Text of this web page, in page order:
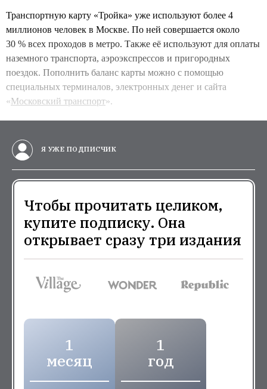
Транспортную карту «Тройка» уже используют более 4
миллионов человек в Москве. По ней совершается около
30 % всех проходов в метро. Также её используют для оплаты
наземного транспорта, аэроэкспрессов и пригородных
поездок. Пополнить баланс карты можно с помощью
специальных терминалов, электронных денег и сайта
«Московский транспорт».
Я УЖЕ ПОДПИСЧИК
Чтобы прочитать целиком,
купите подписку. Она
открывает сразу три издания
1
месяц
1
год